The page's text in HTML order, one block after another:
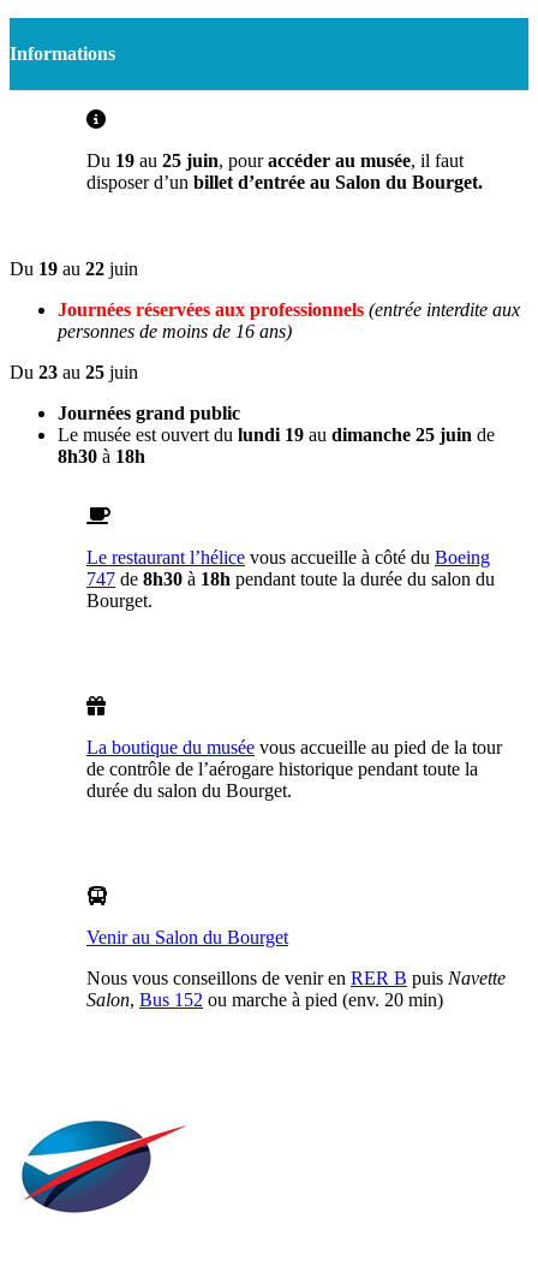
Informations
Du 19 au 25 juin, pouraccéder au musée, il faut
disposer d’un billet d’entrée au Salon du Bourget.
Du 19 au 22 juin
Journées réservées aux professionnels (entrée interdite aux
personnes de moins de 16 ans)
Du 23 au 25 juin
Journées grand public
Le musée est ouvert du lundi 19 au dimanche 25 juin de
8h30 à 18h
Le restaurant l’hélice vous accueille à côté du Boeing
747 de 8h30 à 18h pendant toute la durée du salon du
Bourget.
La boutique du musée vous accueille au pied de la tour
de contrôle de l’aérogare historique pendant toute la
durée du salon du Bourget.
Venir au Salon du Bourget
Nous vous conseillons de venir en RER B puis Navette
Salon, Bus 152 ou marche à pied (env. 20 min)